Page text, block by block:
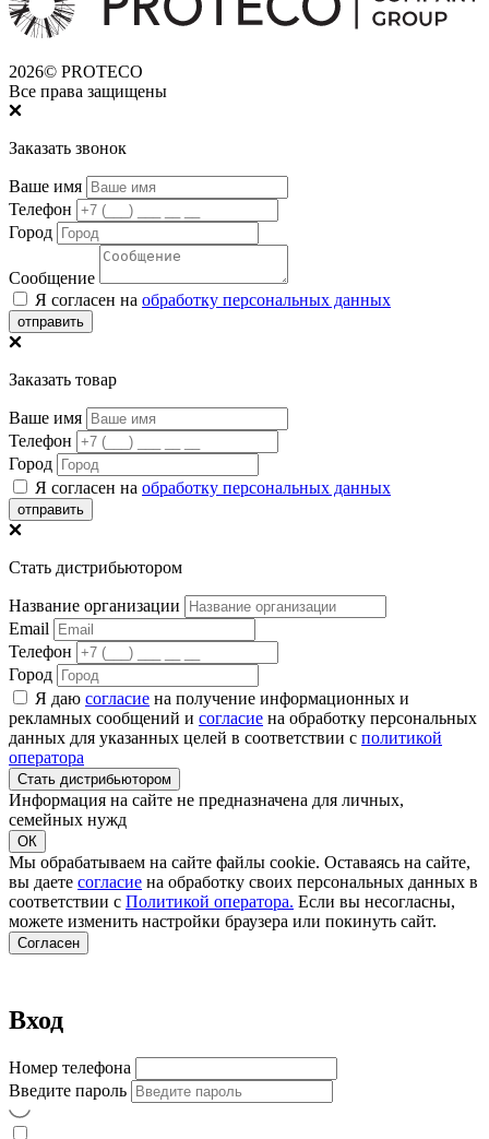
2026© PROTECO
Все права защищены
Заказать звонок
Ваше имя
Телефон
Город
Сообщение
Я согласен на обработку персональных данных
отправить
Заказать товар
Ваше имя
Телефон
Город
Я согласен на обработку персональных данных
отправить
Стать дистрибьютором
Название организации
Email
Телефон
Город
Я даю согласие на получение информационных и
рекламных сообщений и согласие на обработку персональных
данных для указанных целей в соответствии с политикой
оператора
Стать дистрибьютором
Информация на сайте не предназначена для личных,
семейных нужд
ОК
Мы обрабатываем на сайте файлы cookie. Оставаясь на сайте,
вы даете согласие на обработку своих персональных данных в
соответствии с Политикой оператора. Если вы несогласны,
можете изменить настройки браузера или покинуть сайт.
Согласен
Вход
Номер телефона
Введите пароль